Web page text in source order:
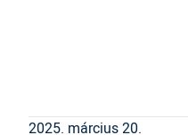
2025. március 20.